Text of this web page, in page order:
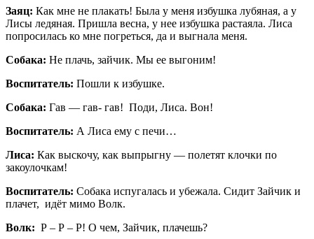
Заяц: Как мне не плакать! Была у меня избушка лубяная, а у
Лисы ледяная. Пришла весна, у нее избушка растаяла. Лиса
попросилась ко мне погреться, да и выгнала меня.
Собака: Не плачь, зайчик. Мы ее выгоним!
Воспитатель: Пошли к избушке.
Собака: Гав — гав- гав! Поди, Лиса. Вон!
Воспитатель: А Лиса ему с печи…
Лиса: Как выскочу, как выпрыгну — полетят клочки по
закоулочкам!
Воспитатель: Собака испугалась и убежала. Сидит Зайчик и
плачет, идёт мимо Волк.
Волк: Р – Р – Р! О чем, Зайчик, плачешь?